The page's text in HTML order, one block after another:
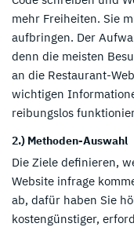
mehr Freiheiten. Sie
aufbringen. Der
denn die meisten
an die Restaurant-
wichtigen
reibungslos
2.) Methoden-Auswahl
Die Ziele definieren,
Website infrage
ab, dafür haben Sie
kostengünstiger,